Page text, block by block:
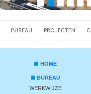
BUREAU PROJECTEN
HOME
BUREAU
WERKWIJZE